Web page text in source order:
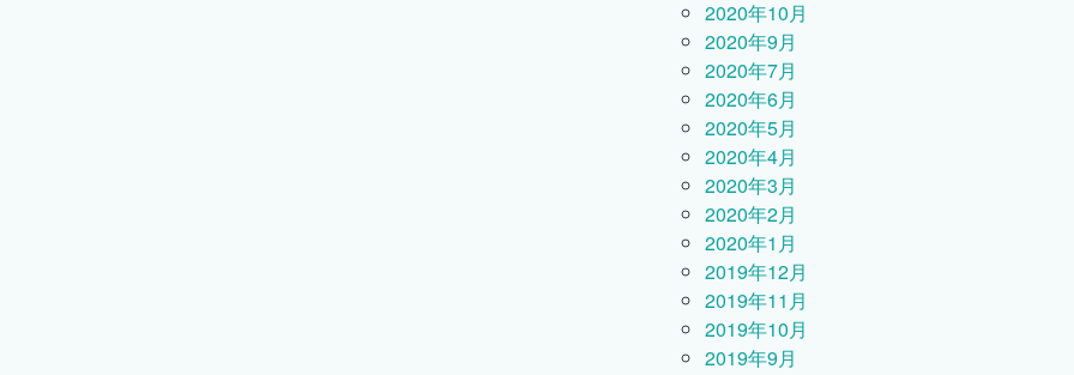
2020年10月
2020年9月
2020年7月
2020年6月
2020年5月
2020年4月
2020年3月
2020年2月
2020年1月
2019年12月
2019年11月
2019年10月
2019年9月